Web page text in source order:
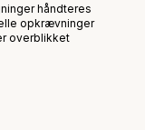
håndteres
opkrævninger
overblikket